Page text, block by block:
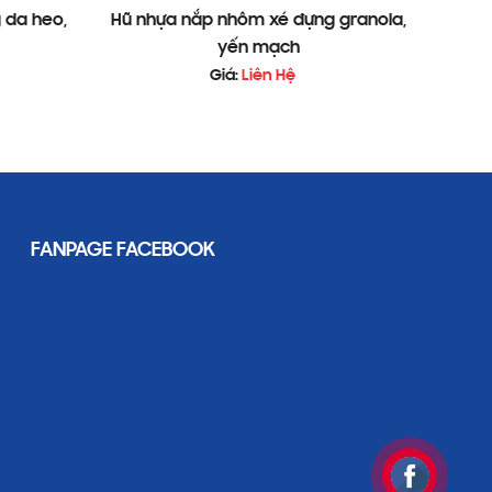
da heo,
Hũ nhựa nắp nhôm xé đựng granola,
yến mạch
Giá: Liên Hệ
FANPAGE FACEBOOK